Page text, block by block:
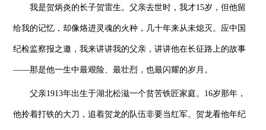
我是贺炳炎的长子贺雷生。父亲去世时，我才15岁，但他留
给我的记忆，却像烙进灵魂的火种，几十年来从未熄灭。应中国
纪检监察报之邀，我来讲讲我的父亲，讲讲他在长征路上的故事
——那是他一生中最艰险、最壮烈，也最闪耀的岁月。
父亲1913年出生于湖北松滋一个贫苦铁匠家庭。16岁那年，
他拎着打铁的大刀，追着贺龙的队伍非要当红军。贺龙看他年纪